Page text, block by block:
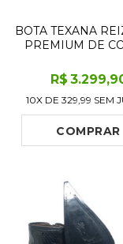
BOTA TEXANA
PREMIUM DE
NAJA AZUL COM
LIMITED EDITION
CURTO, BICO
SOLADO DE
ARTESANAL
R$ 3.299
10X DE329,99 SEM
COMPRAR